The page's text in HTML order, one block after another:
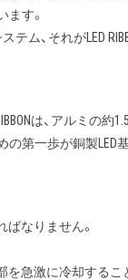
す。
ム、それがLED
は、アルミの
第一歩が銅製
なりません。
急激に冷却するこ